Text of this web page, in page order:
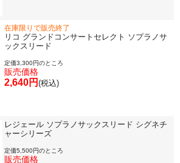
在庫限りで販売終了
リコ グランドコンサートセレクト ソプラノサ
ックスリード
定価3,300円のところ
販売価格
2,640円 (税込)
レジェール ソプラノサックスリード シグネチ
ャーシリーズ
定価5,500円のところ
販売価格